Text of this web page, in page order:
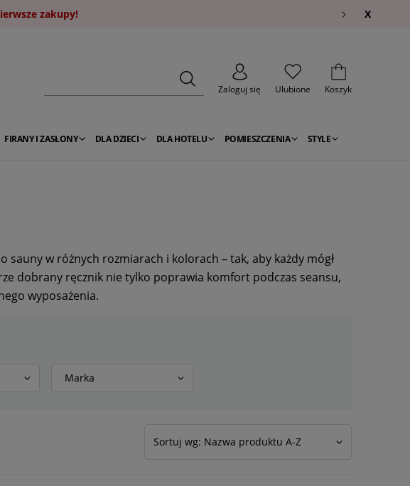
zakupy! X
Zaloguj się
Ulubione Koszyk
FIRANY I ZASŁONY DLA DZIECI DLA HOTELU POMIESZCZENIA STYLE
w różnych rozmiarach i kolorach – tak, aby każdy mógł
dobrany ręcznik nie tylko poprawia komfort podczas seansu,
wyposażenia.
Marka
Sortuj wg: Nazwa produktu A-Z